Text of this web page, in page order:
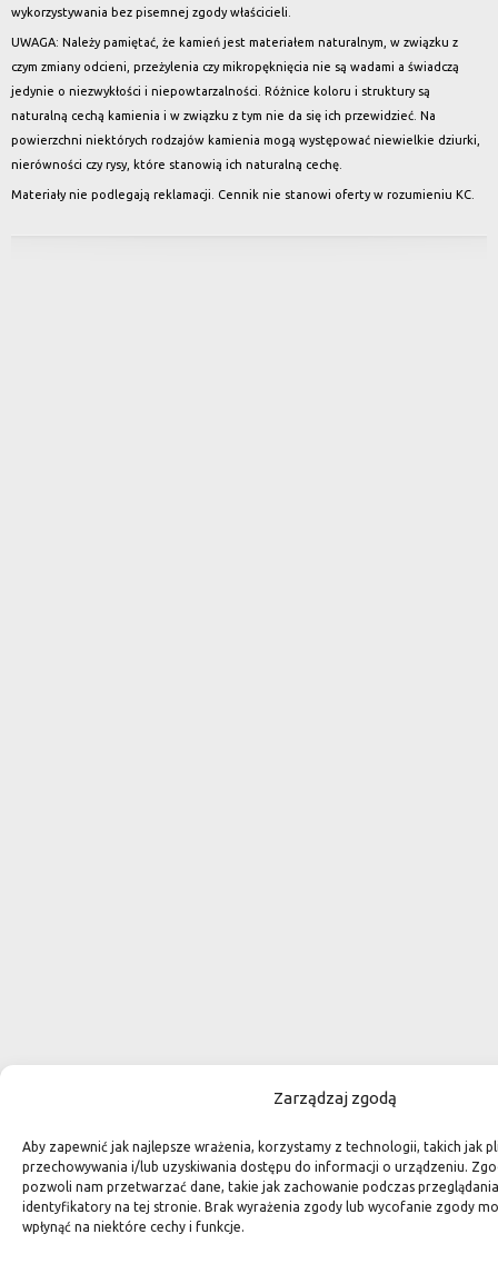
Zarządzaj zgodą
Aby zapewnić jak najlepsze wrażenia, korzystamy z technologii, takich jak
przechowywania i/lub uzyskiwania dostępu do informacji o urządzeniu.
pozwoli nam przetwarzać dane, takie jak zachowanie podczas
identyfikatory na tej stronie. Brak wyrażenia zgody lub wycofanie zgody
wpłynąć na niektóre cechy i funkcje.
wykorzystywania bez pisemnej zgody właścicieli.
UWAGA: Należy pamiętać, że kamień jest materiałem naturalnym, w związku z
czym zmiany odcieni, przeżylenia czy mikropęknięcia nie są wadami a świadczą
jedynie o niezwykłości i niepowtarzalności. Różnice koloru i struktury są
naturalną cechą kamienia i w związku z tym nie da się ich przewidzieć. Na
powierzchni niektórych rodzajów kamienia mogą występować niewielkie dziurki,
nierówności czy rysy, które stanowią ich naturalną cechę.
Materiały nie podlegają reklamacji. Cennik nie stanowi oferty w rozumieniu KC.